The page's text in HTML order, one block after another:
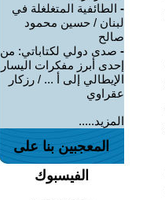
- الطائفية المتغلغلة في
لبنان / حسين محمود
صالح
- صدى دولي لكتاباتي: من
إحدى أبرز مفكرات اليسار
الإيطالي إلى أ ... / رزكار
عقراوي
المزيد.....
المعجبين بنا على
الفيسبوك